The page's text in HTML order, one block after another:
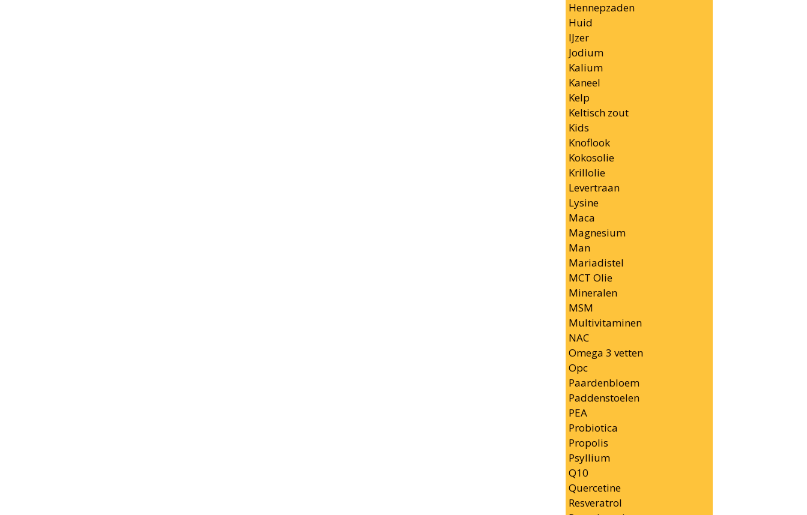
Hennepzaden
Huid
IJzer
Jodium
Kalium
Kaneel
Kelp
Keltisch zout
Kids
Knoflook
Kokosolie
Krillolie
Levertraan
Lysine
Maca
Magnesium
Man
Mariadistel
MCT Olie
Mineralen
MSM
Multivitaminen
NAC
Omega 3 vetten
Opc
Paardenbloem
Paddenstoelen
PEA
Probiotica
Propolis
Psyllium
Q10
Quercetine
Resveratrol